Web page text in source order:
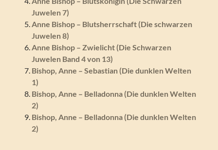
Juwelen 7)
Anne Bishop – Blutsherrschaft (Die schwarzen
Juwelen 8)
Anne Bishop – Zwielicht (Die Schwarzen
Juwelen Band 4 von 13)
Bishop, Anne – Sebastian (Die dunklen Welten
1)
Bishop, Anne – Belladonna (Die dunklen Welten
2)
Bishop, Anne – Belladonna (Die dunklen Welten
2)